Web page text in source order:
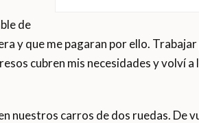
de
y que me pagaran por ello.
cubren mis necesidades y volví a
nuestros carros de dos ruedas. De